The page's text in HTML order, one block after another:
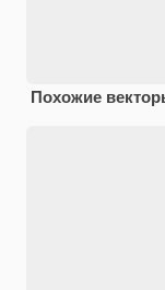
Похожие